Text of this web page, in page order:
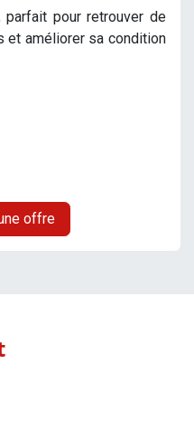
pour retrouver de
et améliorer sa condition
offre